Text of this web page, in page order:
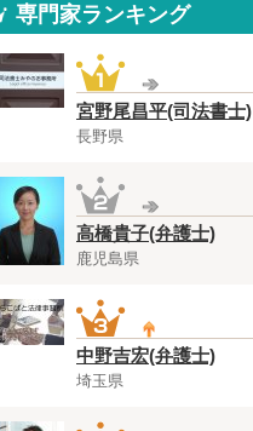
専門家ランキング
宮野尾昌平(司法書士)
長野県
高橋貴子(弁護士)
鹿児島県
中野吉宏(弁護士)
埼玉県